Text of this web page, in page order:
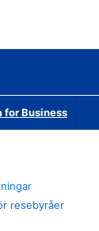
for Business
resebyråer